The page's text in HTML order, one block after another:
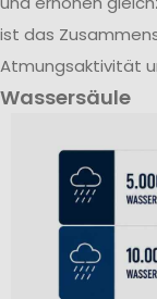
ist das
Atmungsaktivität
Wassersäule